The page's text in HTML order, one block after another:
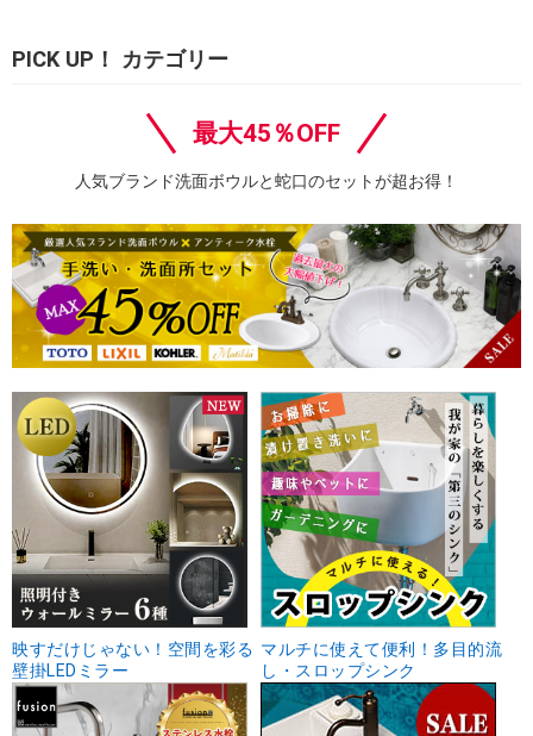
PICK UP！ カテゴリー
最大45％OFF
人気ブランド洗面ボウルと蛇口のセットが超お得！
映すだけじゃない！空間を彩る
壁掛LEDミラー
マルチに使えて便利！多目的流
し・スロップシンク